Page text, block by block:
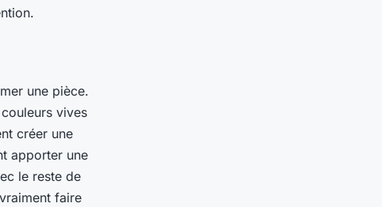
une pièce.
vives
créer une
apporter une
le reste de
faire